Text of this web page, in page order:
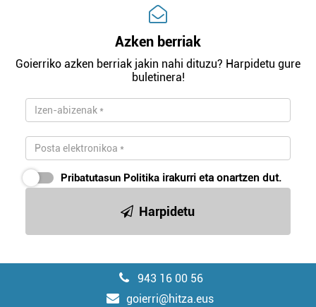
Azken berriak
Goierriko azken berriak jakin nahi dituzu? Harpidetu gure
buletinera!
Pribatutasun Politika irakurri eta onartzen dut.
Harpidetu
943 16 00 56
goierri@hitza.eus